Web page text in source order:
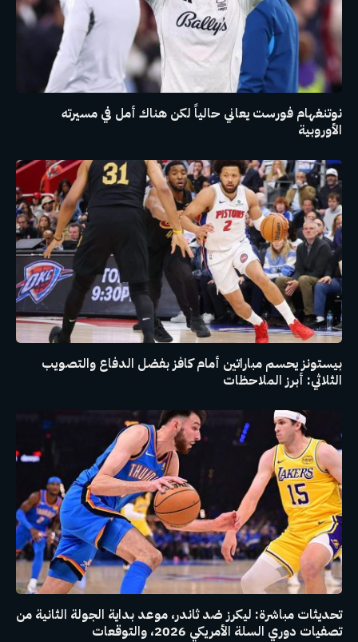
نوتنغهام فورست يعاني حالياً لكن هناك أمل في مسيرته
الأوروبية
بيستونز يحسم مباراتين أمام كافز بفضل الدفاع والتصويب
الثلاثي: أبرز الملاحظات
تحديثات مباشرة: ليكرز ضد ثاندر، موعد بداية الجولة الثانية من
تصفيات دوري السلة الأمريكي 2026، والتوقعات